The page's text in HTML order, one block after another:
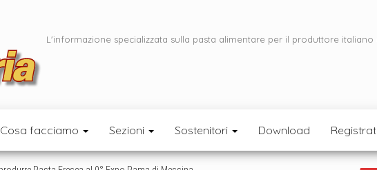
L'informazione specializzata sulla pasta alimentare per il produttore italiano
Cosa facciamo Sezioni Sostenitori Download